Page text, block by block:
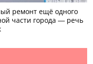
ремонт ещё одного
части города — речь